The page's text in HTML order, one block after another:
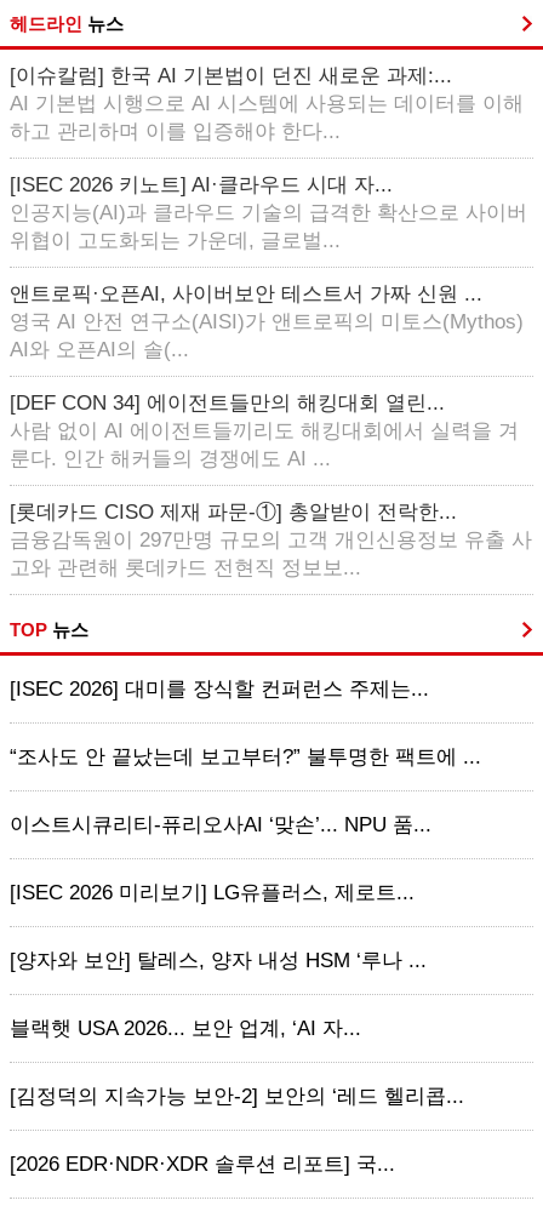
헤드라인 뉴스
[이슈칼럼] 한국 AI 기본법이 던진 새로운 과제:...
AI 기본법 시행으로 AI 시스템에 사용되는 데이터를 이해
하고 관리하며 이를 입증해야 한다...
[ISEC 2026 키노트] AI·클라우드 시대 자...
인공지능(AI)과 클라우드 기술의 급격한 확산으로 사이버
위협이 고도화되는 가운데, 글로벌...
앤트로픽·오픈AI, 사이버보안 테스트서 가짜 신원 ...
영국 AI 안전 연구소(AISI)가 앤트로픽의 미토스(Mythos)
AI와 오픈AI의 솔(...
[DEF CON 34] 에이전트들만의 해킹대회 열린...
사람 없이 AI 에이전트들끼리도 해킹대회에서 실력을 겨
룬다. 인간 해커들의 경쟁에도 AI ...
[롯데카드 CISO 제재 파문-①] 총알받이 전락한...
금융감독원이 297만명 규모의 고객 개인신용정보 유출 사
고와 관련해 롯데카드 전현직 정보보...
TOP 뉴스
[ISEC 2026] 대미를 장식할 컨퍼런스 주제는...
“조사도 안 끝났는데 보고부터?” 불투명한 팩트에 ...
이스트시큐리티-퓨리오사AI ‘맞손’... NPU 품...
[ISEC 2026 미리보기] LG유플러스, 제로트...
[양자와 보안] 탈레스, 양자 내성 HSM ‘루나 ...
블랙햇 USA 2026... 보안 업계, ‘AI 자...
[김정덕의 지속가능 보안-2] 보안의 ‘레드 헬리콥...
[2026 EDR·NDR·XDR 솔루션 리포트] 국...